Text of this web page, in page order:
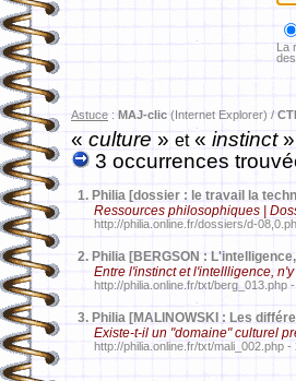
La
Astuce : MAJ-clic (Internet Explorer) /
«culture» et« instinct»
3 occurrences
1. Philia [dossier : le travail la
Ressources philosophiques |
http://philia.online.fr/dossiers/d-
2. Philia [BERGSON :
Entre l'instinct et l'intellligence,
http://philia.online.fr/txt/berg_013.php -
3. Philia [MALINOWSKI : Les
Existe-t-il un "domaine" culturel
http://philia.online.fr/txt/mali_002.php -